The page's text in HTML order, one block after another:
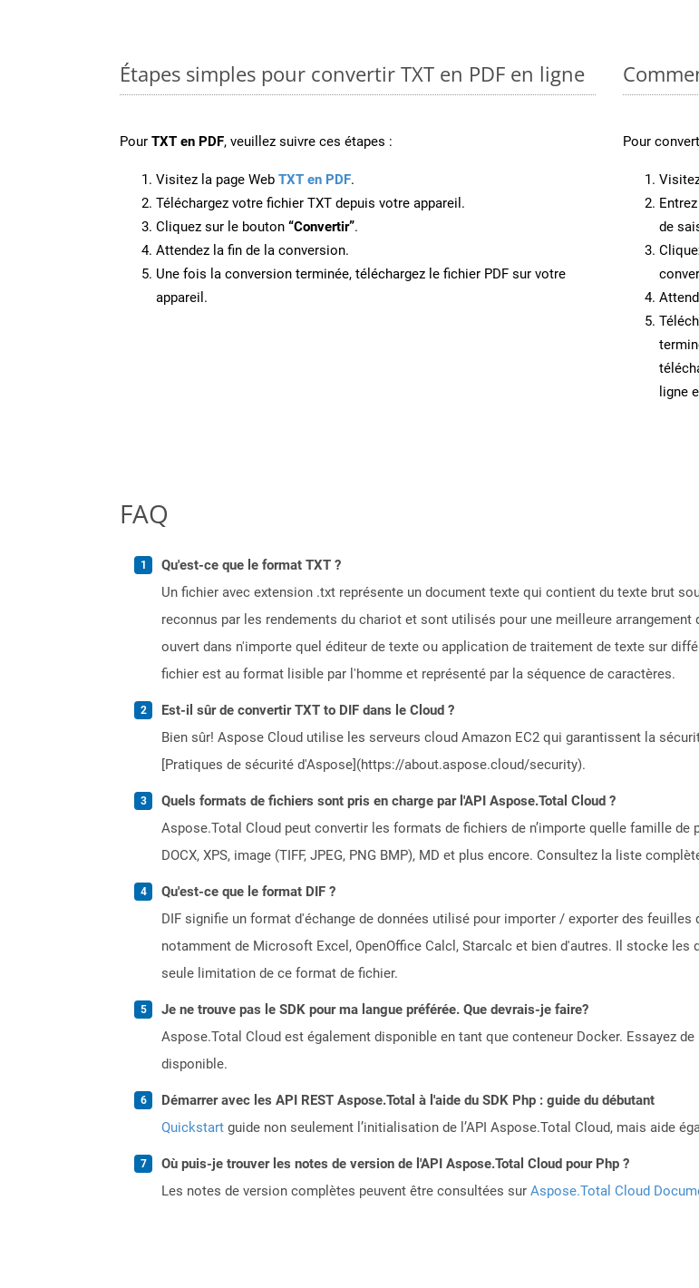
Étapes simples pour convertir TXT en PDF en ligne
Pour TXT en PDF, veuillez suivre ces étapes :
Visitez la page Web TXT en PDF.
Téléchargez votre fichier TXT depuis votre appareil.
Cliquez sur le bouton “Convertir”.
Attendez la fin de la conversion.
Une fois la conversion terminée, téléchargez le fichier PDF sur votre
appareil.
Pour
de
ligne
FAQ
Qu'est-ce que le format TXT ?
Un fichier avec extension .txt représente un document texte qui contient du texte brut
reconnus par les rendements du chariot et sont utilisés pour une meilleure
ouvert dans n'importe quel éditeur de texte ou application de traitement de texte sur
fichier est au format lisible par l'homme et représenté par la séquence de caractères.
Est-il sûr de convertir TXT to DIF dans le Cloud ?
Bien sûr! Aspose Cloud utilise les serveurs cloud Amazon EC2 qui garantissent la
[Pratiques de sécurité d'Aspose](https://about.aspose.cloud/security).
Quels formats de fichiers sont pris en charge par l'API Aspose.Total Cloud ?
Aspose.Total Cloud peut convertir les formats de fichiers de n’importe quelle famille de
DOCX, XPS, image (TIFF, JPEG, PNG BMP), MD et plus encore. Consultez la liste
Qu'est-ce que le format DIF ?
DIF signifie un format d'échange de données utilisé pour importer / exporter des
notamment de Microsoft Excel, OpenOffice Calcl, Starcalc et bien d'autres. Il stocke
seule limitation de ce format de fichier.
Je ne trouve pas le SDK pour ma langue préférée. Que devrais-je faire?
Aspose.Total Cloud est également disponible en tant que conteneur Docker. Essayez
disponible.
Démarrer avec les API REST Aspose.Total à l'aide du SDK Php : guide du débutant
Quickstart guide non seulement l’initialisation de l’API Aspose.Total Cloud, mais aide
Où puis-je trouver les notes de version de l'API Aspose.Total Cloud pour Php ?
Les notes de version complètes peuvent être consultées sur Aspose.Total Cloud